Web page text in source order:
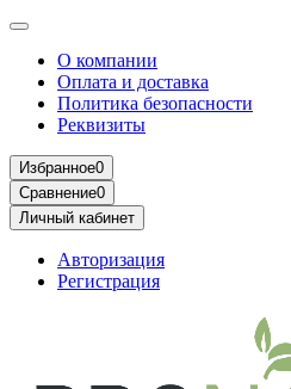
О компании
Оплата и доставка
Политика безопасности
Реквизиты
Избранное0
Сравнение0
Личный кабинет
Авторизация
Регистрация